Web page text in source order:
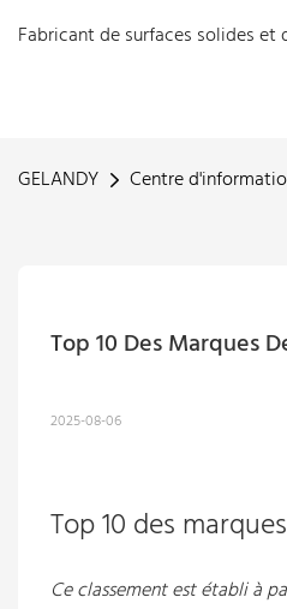
Fabricant de surfaces solides et
GELANDY Centre
Top 10 Des Marques
2025-08-06
Top 10 des
Ce classement est établi à